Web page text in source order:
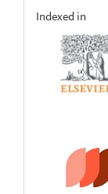
indexing
Indexed in